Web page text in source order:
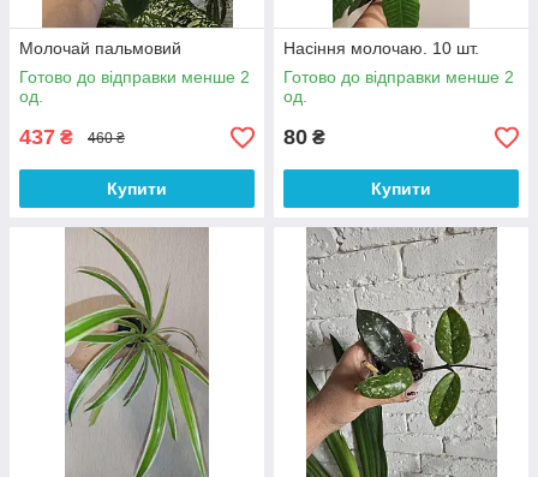
Молочай пальмовий
Готово до відправки менше 2
од.
437 ₴ 460 ₴
Купити
Насіння молочаю. 10 шт.
Готово до відправки менше 2
од.
80 ₴
Купити